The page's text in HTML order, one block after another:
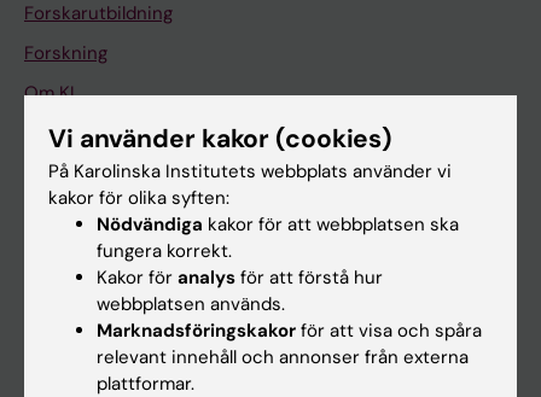
Forskarutbildning
Forskning
Om KI
På gång
Nyheter
Kalender
Vi använder kakor (cookies)
På Karolinska Institutets webbplats använder vi
kakor för olika syften:
Nödvändiga kakor för att webbplatsen ska
fungera korrekt.
Kakor för analys för att förstå hur
webbplatsen används.
Marknadsföringskakor för att visa och spåra
relevant innehåll och annonser från externa
plattformar.